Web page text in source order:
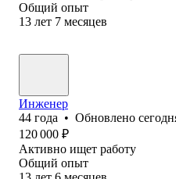
Общий опыт
13 лет 7 месяцев
Инженер
44 года • Обновлено
120 000 ₽
Активно ищет работу
Общий опыт